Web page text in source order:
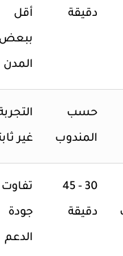
دقيقة
ببعض
المدن
حسب
المندوب
التجربة
غير ثابتة
30 - 45
دقيقة
تفاوت
الدعم